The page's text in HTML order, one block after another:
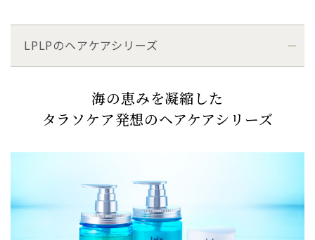
LPLPのヘアケアシリーズ
海の恵みを凝縮した
タラソケア発想のヘアケアシリーズ